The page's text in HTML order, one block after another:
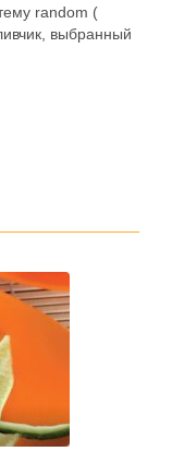
random (
выбранный